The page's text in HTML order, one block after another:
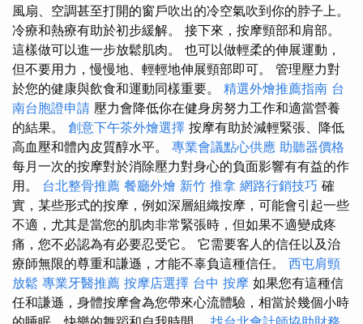
風扇、空調甚至打開的窗戶吹出的冷空氣吹到你的脖子上。
冷療和熱療有助於初步緩解。 接下來，按摩頸部和肩部。
這樣做可以進一步放鬆肌肉。 也可以做輕柔的伸展運動，
但不要用力，慢慢地、輕輕地伸展頸部即可。 管理壓力對
於您的健康與飲食和運動同樣重要。 精選外燴推薦指南 台
南台胞證申請 壓力會降低你在健身房努力工作和適當營養
的結果。 創意下午茶外燴選擇 按摩有助於減輕緊張、降低
高血壓和體內皮質醇水平。 專業會議點心供應 助聽器價格
每月一次的按摩對於消除壓力對身心的負面影響有有益的作
用。 台北整骨推薦 餐廳外燴 新竹 推拿 網路行銷技巧 確
實，某些形式的按摩，例如深層組織按摩，可能會引起一些
不適，尤其是當您的肌肉非常緊張時，但如果不適變成疼
痛，您不必認為有必要忍受它。 它需要客人的信任以及治
療師無限的尊重和謙遜，才能不辜負這種信任。 西屯肩頸
放鬆 專業牙醫推薦 按摩店選擇 台中 按摩 如果您有這種信
任和謙遜，身體按摩會為您帶來心流體驗，相當於幾個小時